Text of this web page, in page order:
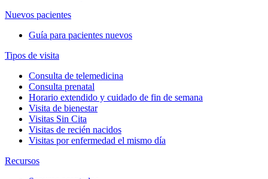
Nuevos pacientes
Guía para pacientes nuevos
Tipos de visita
Consulta de telemedicina
Consulta prenatal
Horario extendido y cuidado de fin de semana
Visita de bienestar
Visitas Sin Cita
Visitas de recién nacidos
Visitas por enfermedad el mismo día
Recursos